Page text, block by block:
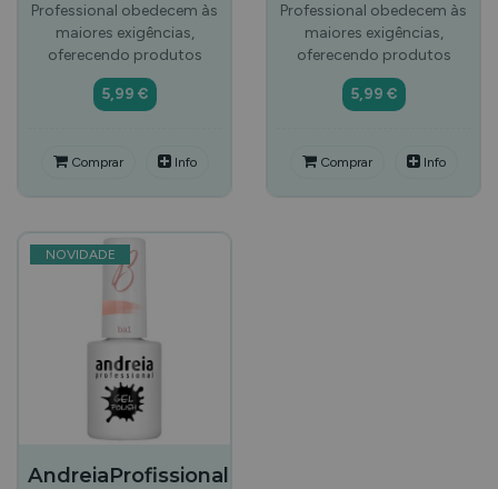
Professional obedecem às
maiores exigências,
oferecendo produtos
5,99 €
Comprar Info
Professional obedecem às
maiores exigências,
oferecendo produtos
5,99 €
Comprar Info
NOVIDADE
AndreiaProfissional